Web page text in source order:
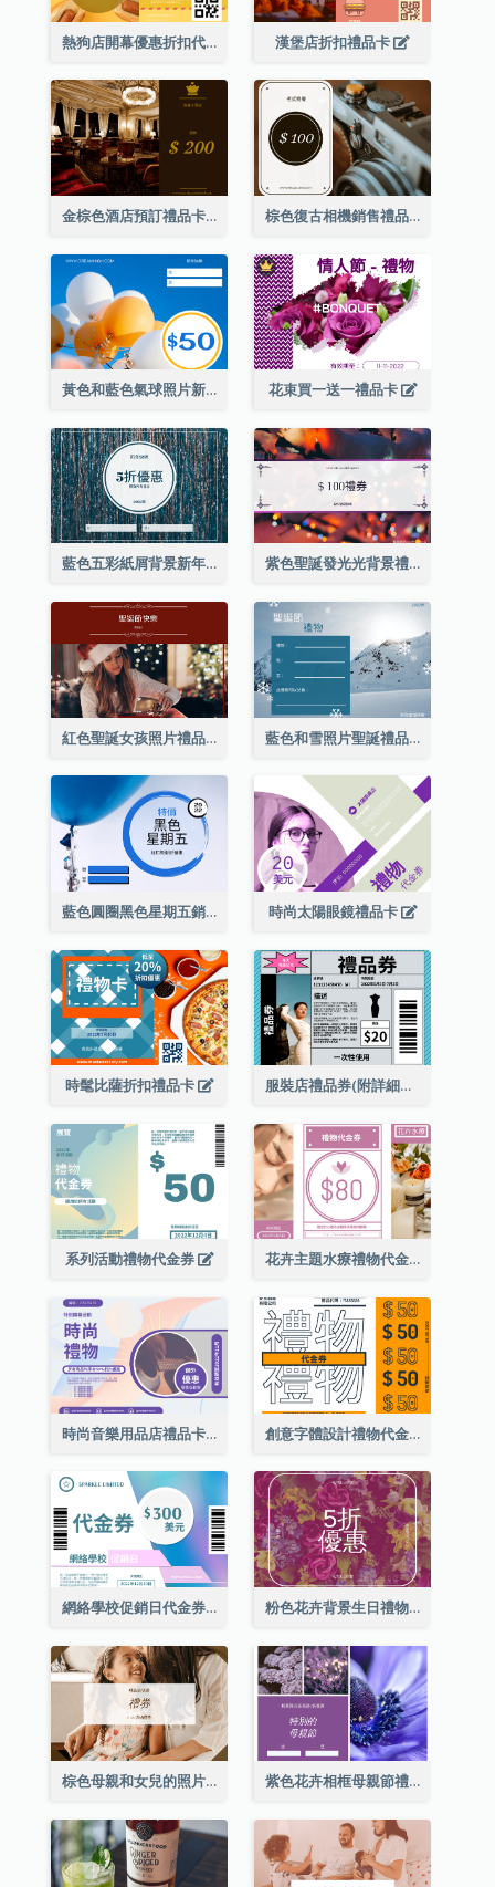
熱狗店開幕優惠折扣代金券 漢堡店折扣禮品卡
金棕色酒店預訂禮品卡 棕色復古相機銷售禮品卡
黃色和藍色氣球照片新年禮品卡 花束買一送一禮品卡
藍色五彩紙屑背景新年銷售禮品卡 紫色聖誕發光光背景禮品卡
紅色聖誕女孩照片禮品卡 藍色和雪照片聖誕禮品卡
藍色圓圈黑色星期五銷售禮品卡 時尚太陽眼鏡禮品卡
時髦比薩折扣禮品卡 服裝店禮品券(附詳細資訊)
系列活動禮物代金券 花卉主題水療禮物代金券
時尚音樂用品店禮品卡 創意字體設計禮物代金券
網絡學校促銷日代金券 粉色花卉背景生日禮物卡
棕色母親和女兒的照片母親節的禮品卡 紫色花卉相框母親節禮品卡